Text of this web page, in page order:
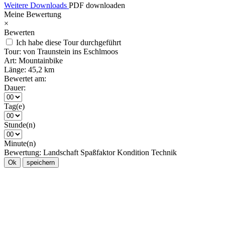
Weitere Downloads PDF downloaden
Meine Bewertung
×
Bewerten
Ich habe diese Tour durchgeführt
Tour: von Traunstein ins Eschlmoos
Art: Mountainbike
Länge: 45,2 km
Bewertet am:
Dauer:
Tag(e)
Stunde(n)
Minute(n)
Bewertung: Landschaft Spaßfaktor Kondition Technik
Ok speichern